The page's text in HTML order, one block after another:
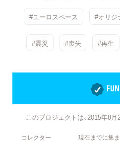
#ユーロスペース #オリジ
#震災 #喪失 #再生
このプロジェクトは、2015年8
コレクター 現在までに集